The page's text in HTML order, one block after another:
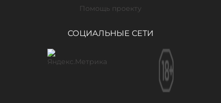
Помощь проекту
СОЦИАЛЬНЫЕ СЕТИ